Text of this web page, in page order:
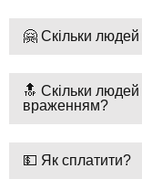
🤗 Скільки
🔝 Скільки
враженням?
💵 Як сплатити?